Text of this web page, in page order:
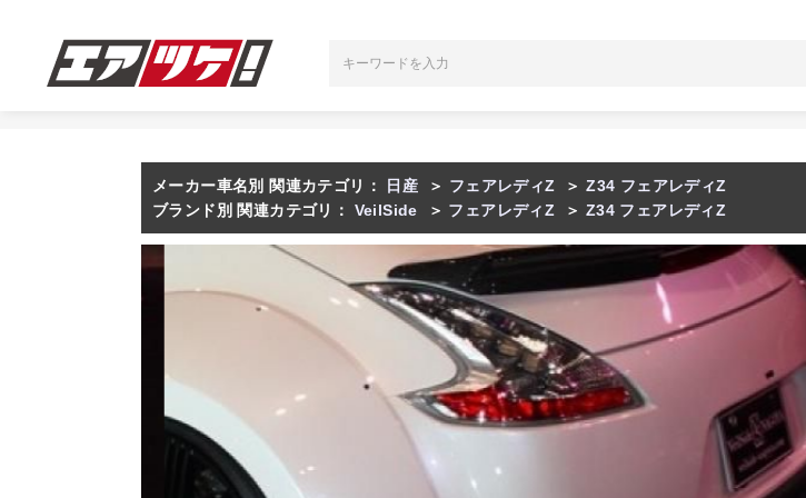
メーカー車名別 関連カテゴリ： 日産 ＞ フェアレディZ ＞ Z34 フェアレディZ
ブランド別 関連カテゴリ：
VeilSide ＞ フェアレディZ ＞ Z34 フェアレディZ